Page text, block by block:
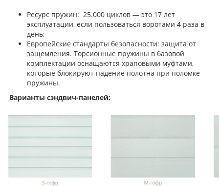
Ресурс пружин: 25.000 циклов — это 17 лет
эксплуатации, если пользоваться воротами 4 раза в
день;
Европейские стандарты безопасности: защита от
защемления. Торсионные пружины в базовой
комплектации оснащаются храповыми муфтами,
которые блокируют падение полотна при поломке
пружины.
Варианты сэндвич-панелей: